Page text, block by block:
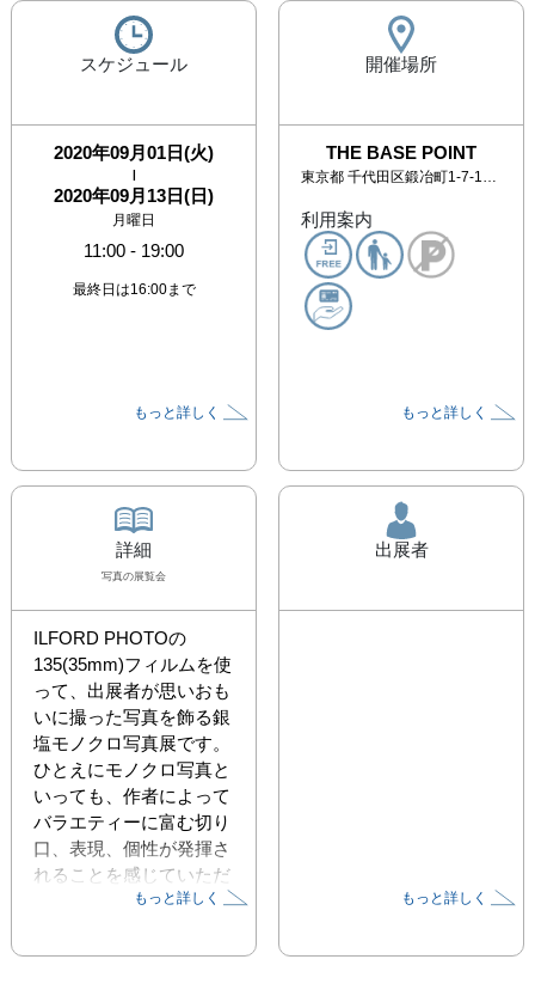
スケジュール
2020年09月01日(火)
|
2020年09月13日(日)
月曜日
11:00 - 19:00
最終日は16:00まで
もっと詳しく
開催場所
THE BASE POINT
東京都 千代田区鍛冶町1-7-11 KCAビル1F
利用案内
もっと詳しく
詳細
写真の展覧会
ILFORD PHOTOの
135(35mm)フィルムを使
って、出展者が思いおも
いに撮った写真を飾る銀
塩モノクロ写真展です。
ひとえにモノクロ写真と
いっても、作者によって
バラエティーに富む切り
口、表現、個性が発揮さ
れることを感じていただ
けると思います。
PHOTO MGRC 1M(光
もっと詳しく
出展者
もっと詳しく